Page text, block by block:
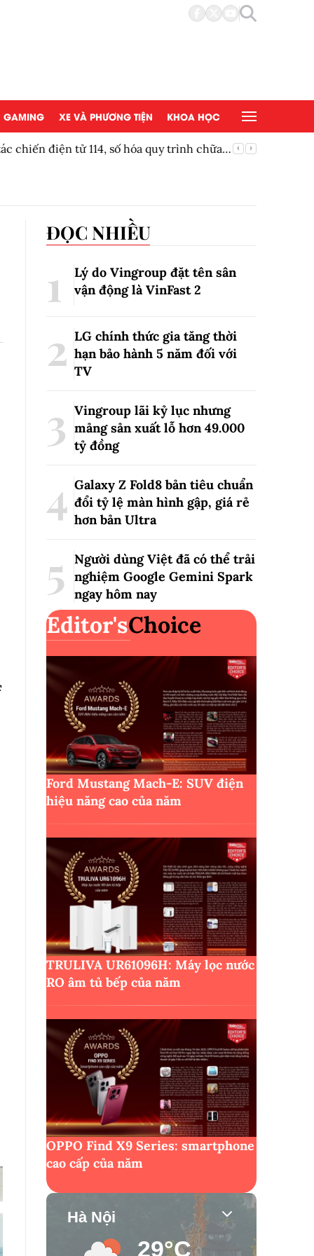
GAMING XE VÀ PHƯƠNG TIỆN KHOA HỌC
chiến điện tử 114, số hóa quy trình chữa
ĐỌC NHIỀU
Lý do Vingroup đặt tên sân
vận động là VinFast2
LG chính thức gia tăng thời
hạn bảo hành 5 năm đối với
TV
Vingroup lãi kỷ lục nhưng
mảng sản xuất lỗ hơn 49.000
tỷ đồng
Galaxy Z Fold8 bản tiêu chuẩn
đổi tỷ lệ màn hình gập, giá rẻ
hơn bản Ultra
Người dùng Việt đã có thể trải
nghiệm Google Gemini Spark
ngay hôm nay
Editor'sChoice
Ford Mustang Mach-E: SUV điện
hiệu năng cao của năm
TRULIVA UR61096H: Máy lọc nước
RO âm tủ bếp của năm
OPPO Find X9 Series: smartphone
cao cấp của năm
Hà Nội
29°C